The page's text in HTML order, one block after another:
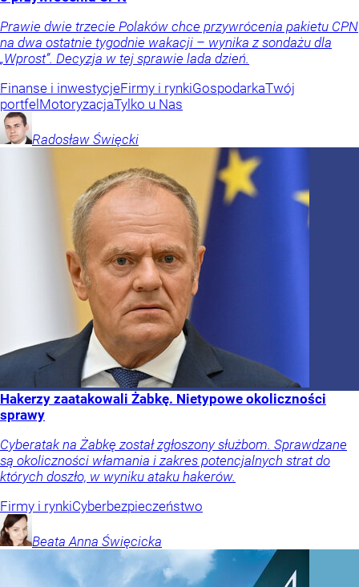
Prawie dwie trzecie Polaków chce przywrócenia pakietu CPN
na dwa ostatnie tygodnie wakacji – wynika z sondażu dla
„Wprost”. Decyzja w tej sprawie lada dzień.
Finanse i inwestycjeFirmy i rynkiGospodarkaTwój
portfelMotoryzacjaTylko u Nas
Radosław Święcki
Hakerzy zaatakowali Żabkę. Nietypowe okoliczności
sprawy
Cyberatak na Żabkę został zgłoszony służbom. Sprawdzane
są okoliczności włamania i zakres potencjalnych strat do
których doszło, w wyniku ataku hakerów.
Firmy i rynkiCyberbezpieczeństwo
Beata Anna Święcicka